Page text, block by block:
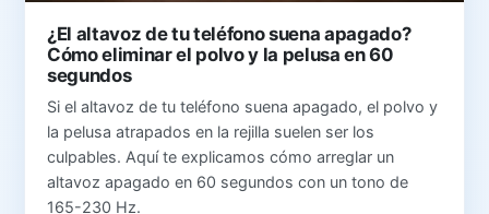
¿El altavoz de tu teléfono suena apagado?
Cómo eliminar el polvo y la pelusa en 60
segundos
Si el altavoz de tu teléfono suena apagado, el polvo y
la pelusa atrapados en la rejilla suelen ser los
culpables. Aquí te explicamos cómo arreglar un
altavoz apagado en 60 segundos con un tono de
165-230 Hz.